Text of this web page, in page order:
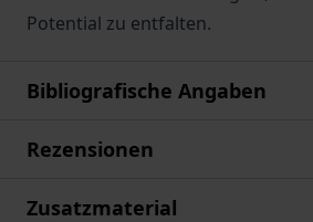
Potential zu entfalten.
Bibliografische Angaben
Rezensionen
Zusatzmaterial